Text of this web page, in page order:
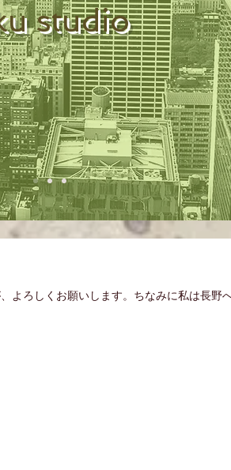
studio
よろしくお願いします。ちなみに私は長野